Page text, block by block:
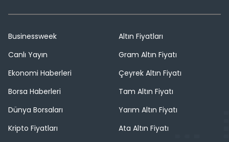
Businessweek
Canlı Yayın
Ekonomi Haberleri
Borsa Haberleri
Dünya Borsaları
Kripto Fiyatları
Altın Fiyatları
Gram Altın Fiyatı
Çeyrek Altın Fiyatı
Tam Altın Fiyatı
Yarım Altın Fiyatı
Ata Altın Fiyatı